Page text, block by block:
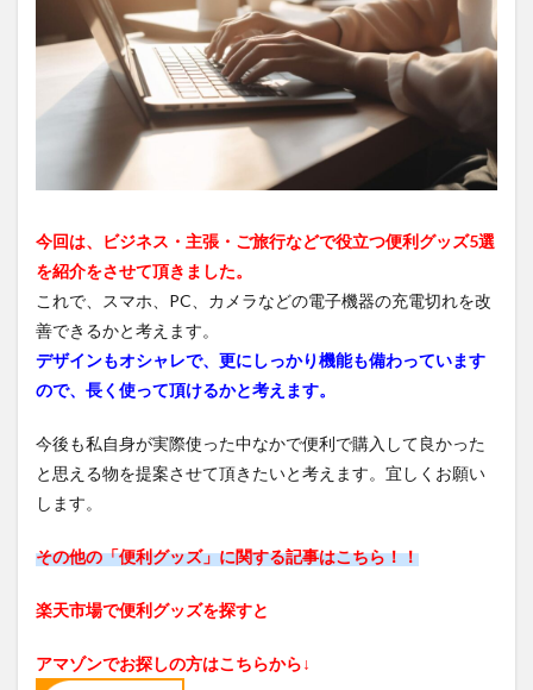
今回は、ビジネス・主張・ご旅行などで役立つ便利グッズ5選
を紹介をさせて頂きました。
これで、スマホ、PC、カメラなどの電子機器の充電切れを改
善できるかと考えます。
デザインもオシャレで、更にしっかり機能も備わっています
ので、長く使って頂けるかと考えます。
今後も私自身が実際使った中なかで便利で購入して良かった
と思える物を提案させて頂きたいと考えます。宜しくお願い
します。
その他の「便利グッズ」に関する記事はこちら！！
楽天市場で便利グッズを探すと
アマゾンでお探しの方はこちらから↓